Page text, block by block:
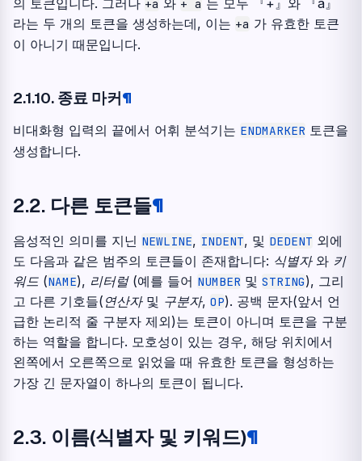
의 토큰입니다. 그러나 +a 와 + a 는 모두 『+』와 『a』
라는 두 개의 토큰을 생성하는데, 이는 +a 가 유효한 토큰
이 아니기 때문입니다.
2.1.10. 종료 마커 ¶
비대화형 입력의 끝에서 어휘 분석기는 ENDMARKER 토큰을
생성합니다.
2.2. 다른 토큰들¶
음성적인 의미를 지닌 NEWLINE, INDENT, 및 DEDENT 외에
도 다음과 같은 범주의 토큰들이 존재합니다: 식별자와 키
워드 (NAME), 리터럴(예를 들어 NUMBER 및 STRING), 그리
고 다른 기호들( 연산자및 구분자, OP). 공백 문자(앞서 언
급한 논리적 줄 구분자 제외)는 토큰이 아니며 토큰을 구분
하는 역할을 합니다. 모호성이 있는 경우, 해당 위치에서
왼쪽에서 오른쪽으로 읽었을 때 유효한 토큰을 형성하는
가장 긴 문자열이 하나의 토큰이 됩니다.
2.3. 이름(식별자 및 키워드)¶